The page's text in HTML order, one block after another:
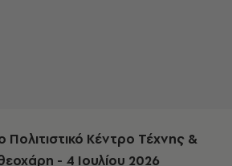
Κέντρο Τέχνης &
- 4 Ιουλίου 2026